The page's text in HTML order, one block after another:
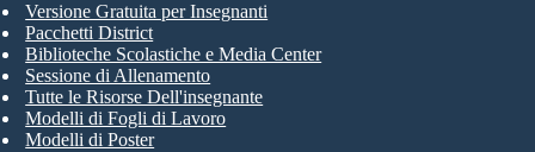
Versione Gratuita per Insegnanti
Pacchetti District
Biblioteche Scolastiche e Media Center
Sessione di Allenamento
Tutte le Risorse Dell'insegnante
Modelli di Fogli di Lavoro
Modelli di Poster